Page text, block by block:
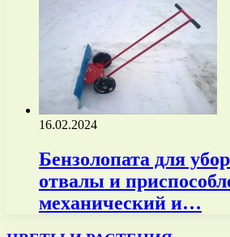
16.02.2024
Бензолопата для
отвалы и
механический и…